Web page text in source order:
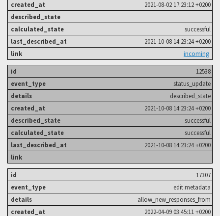
2021-08-02 17:23:12 +0200
successful
2021-10-08 14:23:24 +0200
incoming
12538
status_update
described_state
2021-10-08 14:23:24 +0200
successful
successful
2021-10-08 14:23:24 +0200
17307
edit metadata
allow_new_responses_from
2022-04-09 03:45:11 +0200